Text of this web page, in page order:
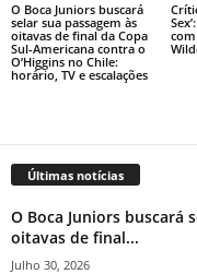
O Boca Juniors buscará
selar sua passagem às
oitavas de final da Copa
Sul-Americana contra o
O’Higgins no Chile:
horário, TV e escalações
Últimas notícias
O Boca Juniors buscará
oitavas de final...
Julho 30, 2026